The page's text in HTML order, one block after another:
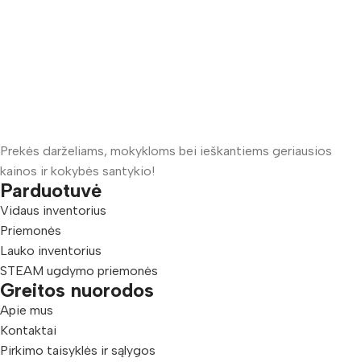
Prekės darželiams, mokykloms bei ieškantiems geriausios
kainos ir kokybės santykio!
Parduotuvė
Vidaus inventorius
Priemonės
Lauko inventorius
STEAM ugdymo priemonės
Greitos nuorodos
Apie mus
Kontaktai
Pirkimo taisyklės ir sąlygos